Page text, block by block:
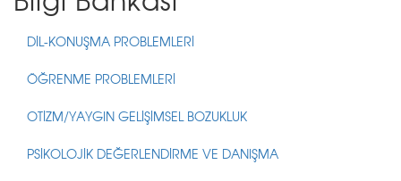
DİL-KONUŞMA PROBLEMLERİ
ÖĞRENME PROBLEMLERİ
OTİZM/YAYGIN GELİŞİMSEL BOZUKLUK
PSİKOLOJİK DEĞERLENDİRME VE DANIŞMA